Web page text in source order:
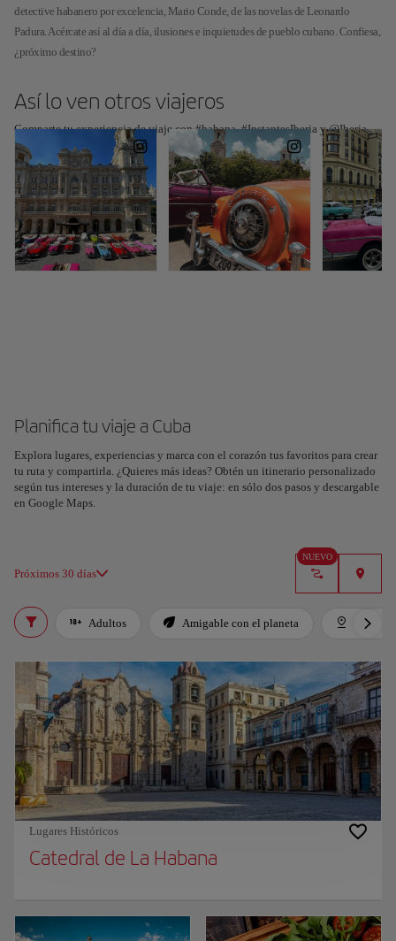
detective habanero por excelencia, Mario Conde, de las novelas de Leonardo
Padura. Acércate así al día a día, ilusiones e inquietudes de pueblo cubano. Confiesa,
¿próximo destino?
Así lo ven otros viajeros
Comparte tu experiencia de viaje con #habana, #InstantesIberia y @Iberia
Planifica tu viaje a Cuba
Explora lugares, experiencias y marca con el corazón tus favoritos para crear
tu ruta y compartirla. ¿Quieres más ideas? Obtén un itinerario personalizado
según tus intereses y la duración de tu viaje: en sólo dos pasos y descargable
en Google Maps.
Próximos 30 días
NUEVO
Planifica tu viaje con nuestra nueva herramienta con IA
Genera un itinerario en segundos y crea una experiencia
personalizada en la ciudad.
Adultos Amigable con el planeta
Lugares Históricos
Catedral de La Habana